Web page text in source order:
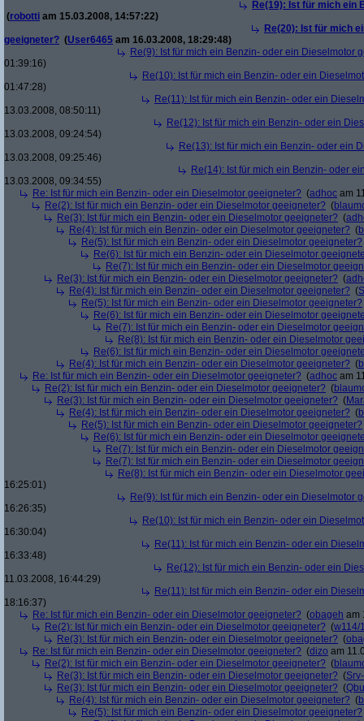
Re(19): Ist für mich ein
(robotti am 15.03.2008, 14:57:22)
Re(20): Ist für mich
geeigneter? (User6465 am 16.03.2008, 18:29:48)
Re(9): Ist für mich ein Benzin- oder ein Dieselmotor
01:39:16)
Re(10): Ist für mich ein Benzin- oder ein
01:47:28)
Re(11): Ist für mich ein Benzin- oder ein
13.03.2008, 08:50:11)
Re(12): Ist für mich ein Benzin- oder ein
13.03.2008, 09:24:54)
Re(13): Ist für mich ein Benzin- oder ein
13.03.2008, 09:25:46)
Re(14): Ist für mich ein Benzin- oder
13.03.2008, 09:34:55)
Re: Ist für mich ein Benzin- oder ein Dieselmotor geeigneter? (adhoc am
Re(2): Ist für mich ein Benzin- oder ein Dieselmotor geeigneter? (
Re(3): Ist für mich ein Benzin- oder ein Dieselmotor geeigneter? (
Re(4): Ist für mich ein Benzin- oder ein Dieselmotor geeigneter? (
Re(5): Ist für mich ein Benzin- oder ein Dieselmotor geeigneter?
Re(6): Ist für mich ein Benzin- oder ein Dieselmotor
Re(7): Ist für mich ein Benzin- oder ein Dieselmotor
Re(3): Ist für mich ein Benzin- oder ein Dieselmotor geeigneter? (
Re(4): Ist für mich ein Benzin- oder ein Dieselmotor geeigneter? (
Re(5): Ist für mich ein Benzin- oder ein Dieselmotor geeigneter?
Re(6): Ist für mich ein Benzin- oder ein Dieselmotor
Re(7): Ist für mich ein Benzin- oder ein Dieselmotor
Re(8): Ist für mich ein Benzin- oder ein Dieselmotor
Re(6): Ist für mich ein Benzin- oder ein Dieselmotor
Re(4): Ist für mich ein Benzin- oder ein Dieselmotor geeigneter? (
Re: Ist für mich ein Benzin- oder ein Dieselmotor geeigneter? (adhoc am
Re(2): Ist für mich ein Benzin- oder ein Dieselmotor geeigneter? (
Re(3): Ist für mich ein Benzin- oder ein Dieselmotor geeigneter? (
Re(4): Ist für mich ein Benzin- oder ein Dieselmotor geeigneter? (
Re(5): Ist für mich ein Benzin- oder ein Dieselmotor geeigneter?
Re(6): Ist für mich ein Benzin- oder ein Dieselmotor
Re(7): Ist für mich ein Benzin- oder ein Dieselmotor
Re(7): Ist für mich ein Benzin- oder ein Dieselmotor
Re(8): Ist für mich ein Benzin- oder ein Dieselmotor
16:25:01)
Re(9): Ist für mich ein Benzin- oder ein Dieselmotor
16:26:35)
Re(10): Ist für mich ein Benzin- oder ein
16:30:04)
Re(11): Ist für mich ein Benzin- oder ein
16:33:48)
Re(12): Ist für mich ein Benzin- oder ein
11.03.2008, 16:44:29)
Re(11): Ist für mich ein Benzin- oder ein
18:16:37)
Re: Ist für mich ein Benzin- oder ein Dieselmotor geeigneter? (obageh am
Re(2): Ist für mich ein Benzin- oder ein Dieselmotor geeigneter? (w114/
Re(3): Ist für mich ein Benzin- oder ein Dieselmotor geeigneter? (
Re: Ist für mich ein Benzin- oder ein Dieselmotor geeigneter? (dizo am
Re(2): Ist für mich ein Benzin- oder ein Dieselmotor geeigneter? (
Re(3): Ist für mich ein Benzin- oder ein Dieselmotor geeigneter? (
Re(3): Ist für mich ein Benzin- oder ein Dieselmotor geeigneter? (
Re(4): Ist für mich ein Benzin- oder ein Dieselmotor geeigneter? (
Re(5): Ist für mich ein Benzin- oder ein Dieselmotor geeigneter?